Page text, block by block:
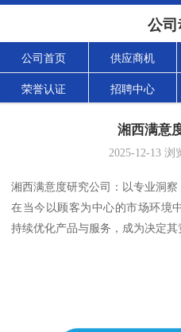
公
公司首页 供应商机
荣誉认证 招聘中心
湘西满意
2025-12-13浏
湘西满意度研究公司：以专业洞
在当今以顾客为中心的市场环境
持续优化产品与服务，成为决定其